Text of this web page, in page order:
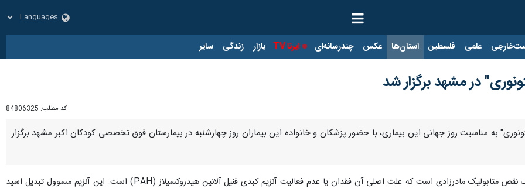
علمی فلسطین استان‌ها عکس چندرسانه‌ای ایرنا TV بازار زندگی سایر
در مشهد برگزار شد
کد مطلب: 84806325